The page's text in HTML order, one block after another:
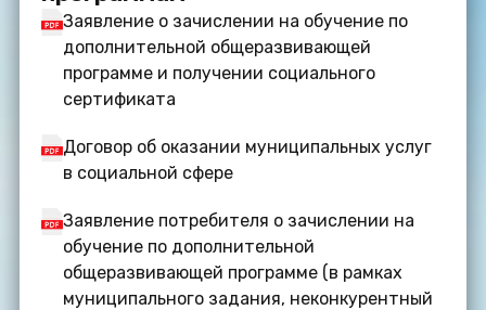
Заявление о зачислении на обучение по
дополнительной общеразвивающей
программе и получении социального
сертификата
Договор об оказании муниципальных услуг
в социальной сфере
Заявление потребителя о зачислении на
обучение по дополнительной
общеразвивающей программе (в рамках
муниципального задания, неконкурентный